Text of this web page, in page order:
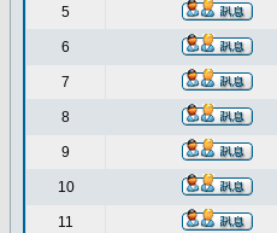
5
6
7
8
9
10
11